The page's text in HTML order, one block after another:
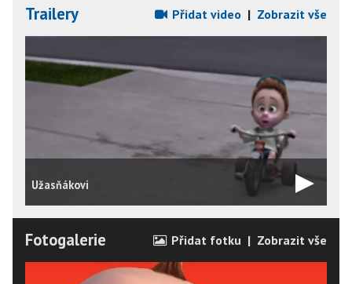
Trailery Přidat video | Zobrazit vše
Úžasňákovi
Fotogalerie Přidat fotku | Zobrazit vše